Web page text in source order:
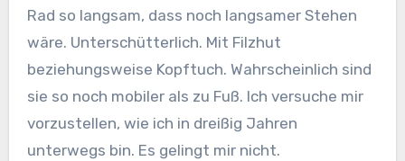
Rad so langsam, dass noch langsamer Stehen
wäre. Unterschütterlich. Mit Filzhut
beziehungsweise Kopftuch. Wahrscheinlich sind
sie so noch mobiler als zu Fuß. Ich versuche mir
vorzustellen, wie ich in dreißig Jahren
unterwegs bin. Es gelingt mir nicht.